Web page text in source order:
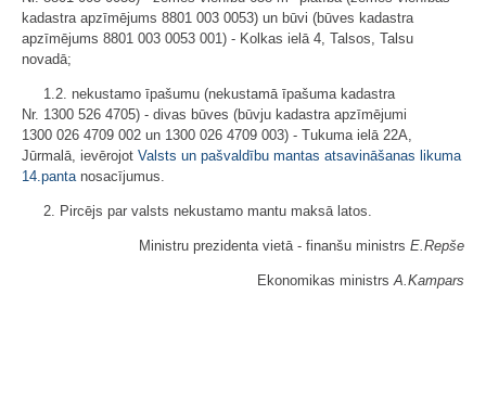
kadastra apzīmējums 8801 003 0053) un būvi (būves kadastra
apzīmējums 8801 003 0053 001) - Kolkas ielā 4, Talsos, Talsu
novadā;
1.2. nekustamo īpašumu (nekustamā īpašuma kadastra
Nr. 1300 526 4705) - divas būves (būvju kadastra apzīmējumi
1300 026 4709 002 un 1300 026 4709 003) - Tukuma ielā 22A,
Jūrmalā, ievērojot Valsts un pašvaldību mantas atsavināšanas likuma
14.pantanosacījumus.
2. Pircējs par valsts nekustamo mantu maksā latos.
Ministru prezidenta vietā - finanšu ministrs E.Repše
Ekonomikas ministrsA.Kampars